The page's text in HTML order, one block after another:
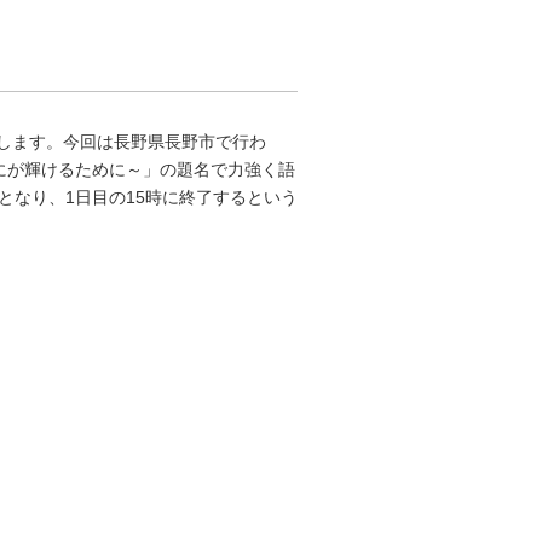
ます。今回は長野県長野市で行わ
輝けるために～」の題名で力強く語
なり、1日目の15時に終了するという